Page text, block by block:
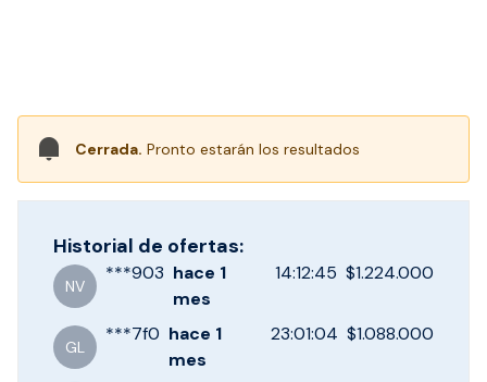
Cerrada. Pronto estarán los resultados
Historial de ofertas:
NV
***903 hace 1
mes
14:12:45 $1.224.000
GL
***7f0 hace 1
mes
23:01:04 $1.088.000